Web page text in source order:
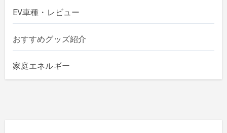
EV車種・レビュー
おすすめグッズ紹介
家庭エネルギー